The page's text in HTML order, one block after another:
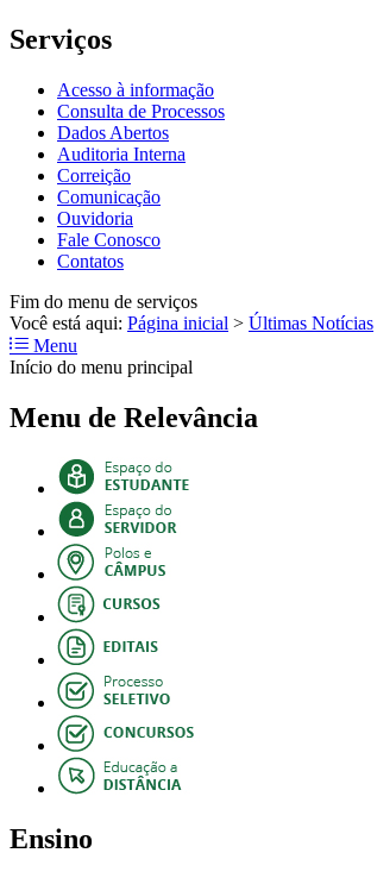
Serviços
Acesso à informação
Consulta de Processos
Dados Abertos
Auditoria Interna
Correição
Comunicação
Ouvidoria
Fale Conosco
Contatos
Fim do menu de serviços
Você está aqui: Página inicial > Últimas Notícias
Menu
Início do menu principal
Menu de Relevância
Ensino